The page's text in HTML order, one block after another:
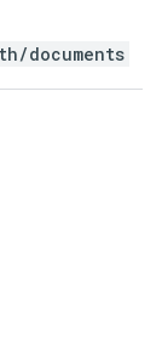
documents